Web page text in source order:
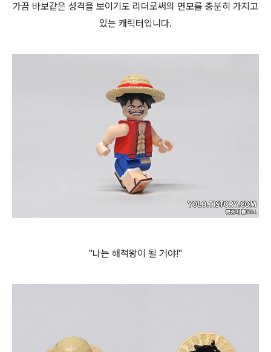
가끔 바보같은 성격을 보이기도 리더로써의 면모를 충분히 가지고
있는 캐릭터입니다.
"나는 해적왕이 될 거야!"